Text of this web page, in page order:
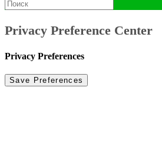
Privacy Preference Center
Privacy Preferences